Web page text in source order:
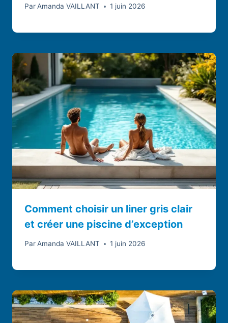
ParAmanda VAILLANT 1 juin 2026
Comment choisir un liner gris clair
et créer une piscine d’exception
ParAmanda VAILLANT 1 juin 2026